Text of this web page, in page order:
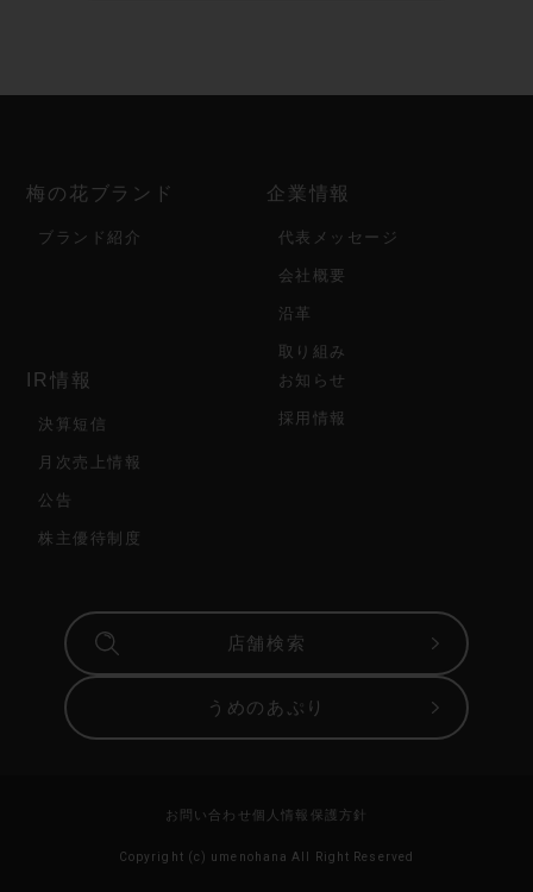
梅の花ブランド
ブランド紹介
企業情報
代表メッセージ
会社概要
沿革
取り組み
IR情報
決算短信
月次売上情報
公告
株主優待制度
お知らせ
採用情報
店舗検索
うめのあぷり
お問い合わせ 個人情報保護方針
Copyright (c) umenohana All Right Reserved